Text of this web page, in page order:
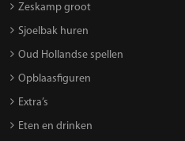
Zeskamp groot
Sjoelbak huren
Oud Hollandse spellen
Opblaasfiguren
Extra’s
Eten en drinken